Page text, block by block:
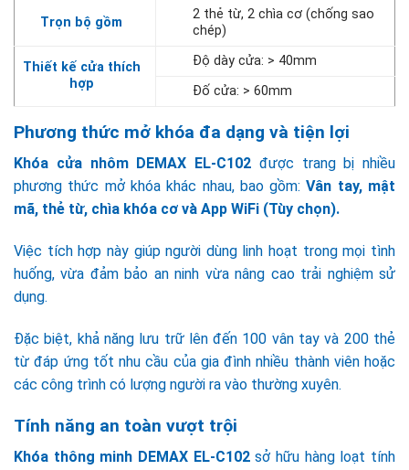
Trọn bộ gồm
2 thẻ từ, 2 chìa cơ (chống sao
chép)
Thiết kế cửa thích
hợp
Độ dày cửa: > 40mm
Đố cửa: > 60mm
Phương thức mở khóa đa dạng và tiện lợi
Khóa cửa nhôm DEMAX EL-C102 được trang bị nhiều
phương thức mở khóa khác nhau, bao gồm:Vân tay, mật
mã, thẻ từ, chìa khóa cơ và App WiFi (Tùy chọn).
Việc tích hợp này giúp người dùng linh hoạt trong mọi tình
huống, vừa đảm bảo an ninh vừa nâng cao trải nghiệm sử
dụng.
Đặc biệt, khả năng lưu trữ lên đến 100 vân tay và 200 thẻ
từ đáp ứng tốt nhu cầu của gia đình nhiều thành viên hoặc
các công trình có lượng người ra vào thường xuyên.
Tính năng an toàn vượt trội
Khóa thông minh DEMAX EL-C102sở hữu hàng loạt tính